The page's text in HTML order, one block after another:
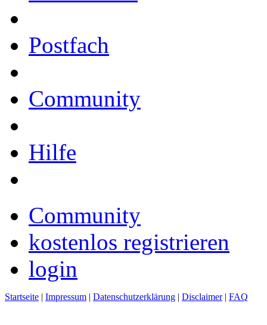
Postfach
Community
Hilfe
Community
kostenlos registrieren
login
Startseite | Impressum | Datenschutzerklärung | Disclaimer| FAQ